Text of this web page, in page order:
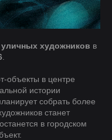
художников в
объекты в центре
истории
собрать более
станет
в городском